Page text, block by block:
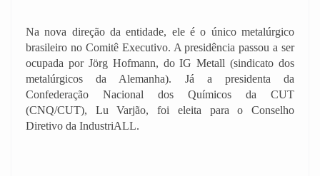
Na nova direção da entidade, ele é o único metalúrgico
brasileiro no Comitê Executivo. A presidência passou a ser
ocupada por Jörg Hofmann, do IG Metall (sindicato dos
metalúrgicos da Alemanha). Já a presidenta da
Confederação Nacional dos Químicos da CUT
(CNQ/CUT), Lu Varjão, foi eleita para o Conselho
Diretivo da IndustriALL.